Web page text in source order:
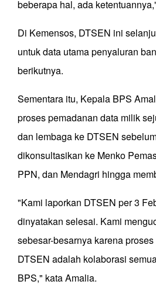
beberapa hal, ada
Di Kemensos, DTSEN ini
untuk data utama penyaluran
berikutnya.
Sementara itu, Kepala BPS
proses pemadanan data milik
dan lembaga ke DTSEN
dikonsultasikan ke Menko
PPN, dan Mendagri hingga
"Kami laporkan DTSEN per 3
dinyatakan selesai. Kami
sebesar-besarnya karena
DTSEN adalah kolaborasi
BPS," kata Amalia.